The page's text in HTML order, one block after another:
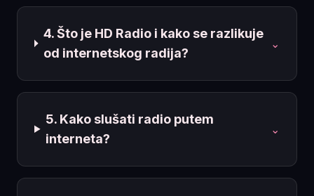
4. Što je HD Radio i kako se razlikuje
od internetskog radija?
⌄
5. Kako slušati radio putem
interneta?
⌄